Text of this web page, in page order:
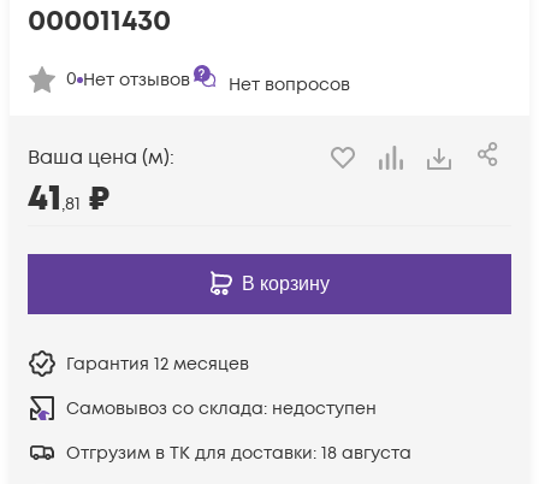
000011430
0 Нет отзывов Нет вопросов
Ваша цена (м):
41,81 ₽
В корзину
Гарантия 12 месяцев
Самовывоз со склада: недоступен
Отгрузим в ТК для доставки: 18 августа